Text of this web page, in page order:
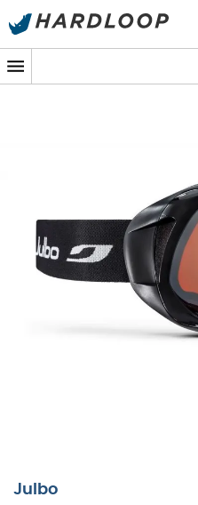
Zomeraanbiedingen 🔥 -5%
Julbo